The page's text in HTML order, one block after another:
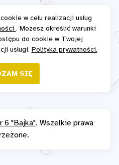
w celu realizacji usług
. Możesz określić warunki
do cookie w Twojej
usługi. Polityka prywatności.
SIĘ
6 "Bajka". Wszelkie prawa